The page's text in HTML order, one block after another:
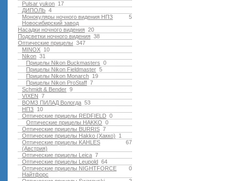
17
Pulsar yukon
4
ДИПОЛЬ
5
Монокуляры ночного видения НПЗ
Новосибирский завод
20
Насадки ночного видения
38
Подсветки ночного видения
347
Оптические прицелы
10
MINOX
31
Nikon
0
Прицелы Nikon Buckmasters
5
Прицелы Nikon Fieldmaster
19
Прицелы Nikon Monarch
7
Прицелы Nikon ProStaff
9
Schmidt & Bender
7
VIXEN
53
ВОМЗ ПИЛАД Вологда
10
НПЗ
0
Оптические прицелы REDFIELD
0
Оптические прицелы HAKKO
7
Оптические прицелы BURRIS
1
Оптические прицелы Hakko (Хакко)
67
Оптические прицелы KAHLES
(Австрия)
7
Оптические прицелы Leica
64
Оптические прицелы Leupold
0
Оптические прицелы NIGHTFORCE
Найтфорс